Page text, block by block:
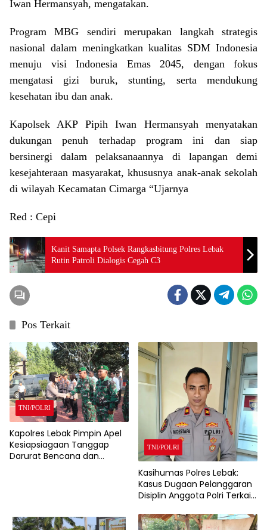
Iwan Hermansyah, mengatakan.
Program MBG sendiri merupakan langkah strategis
nasional dalam meningkatkan kualitas SDM Indonesia
menuju visi Indonesia Emas 2045, dengan fokus
mengatasi gizi buruk, stunting, serta mendukung
kesehatan ibu dan anak.
Kapolsek AKP Pipih Iwan Hermansyah menyatakan
dukungan penuh terhadap program ini dan siap
bersinergi dalam pelaksanaannya di lapangan demi
kesejahteraan masyarakat, khususnya anak-anak sekolah
di wilayah Kecamatan Cimarga “Ujarnya
Red : Cepi
Kanit Samapta Polsek Rangkasbitung Polres Lebak
Rutin Patroli Dialogis Cegah C3
Pos Terkait
TNI/POLRI
Kapolres Lebak Pimpin Apel
Kesiapsiagaan Tanggap
Darurat Bencana dan
TNI/POLRI
Kasihumas Polres Lebak:
Kasus Dugaan Pelanggaran
Disiplin Anggota Polri Terkait
Propam Polda Banten